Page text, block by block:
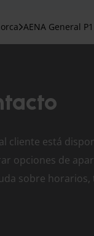
AENA General
cliente está
opciones de
sobre horarios,